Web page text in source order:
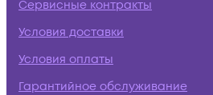
Сервисные контракты
Условия доставки
Условия оплаты
Гарантийное обслуживание